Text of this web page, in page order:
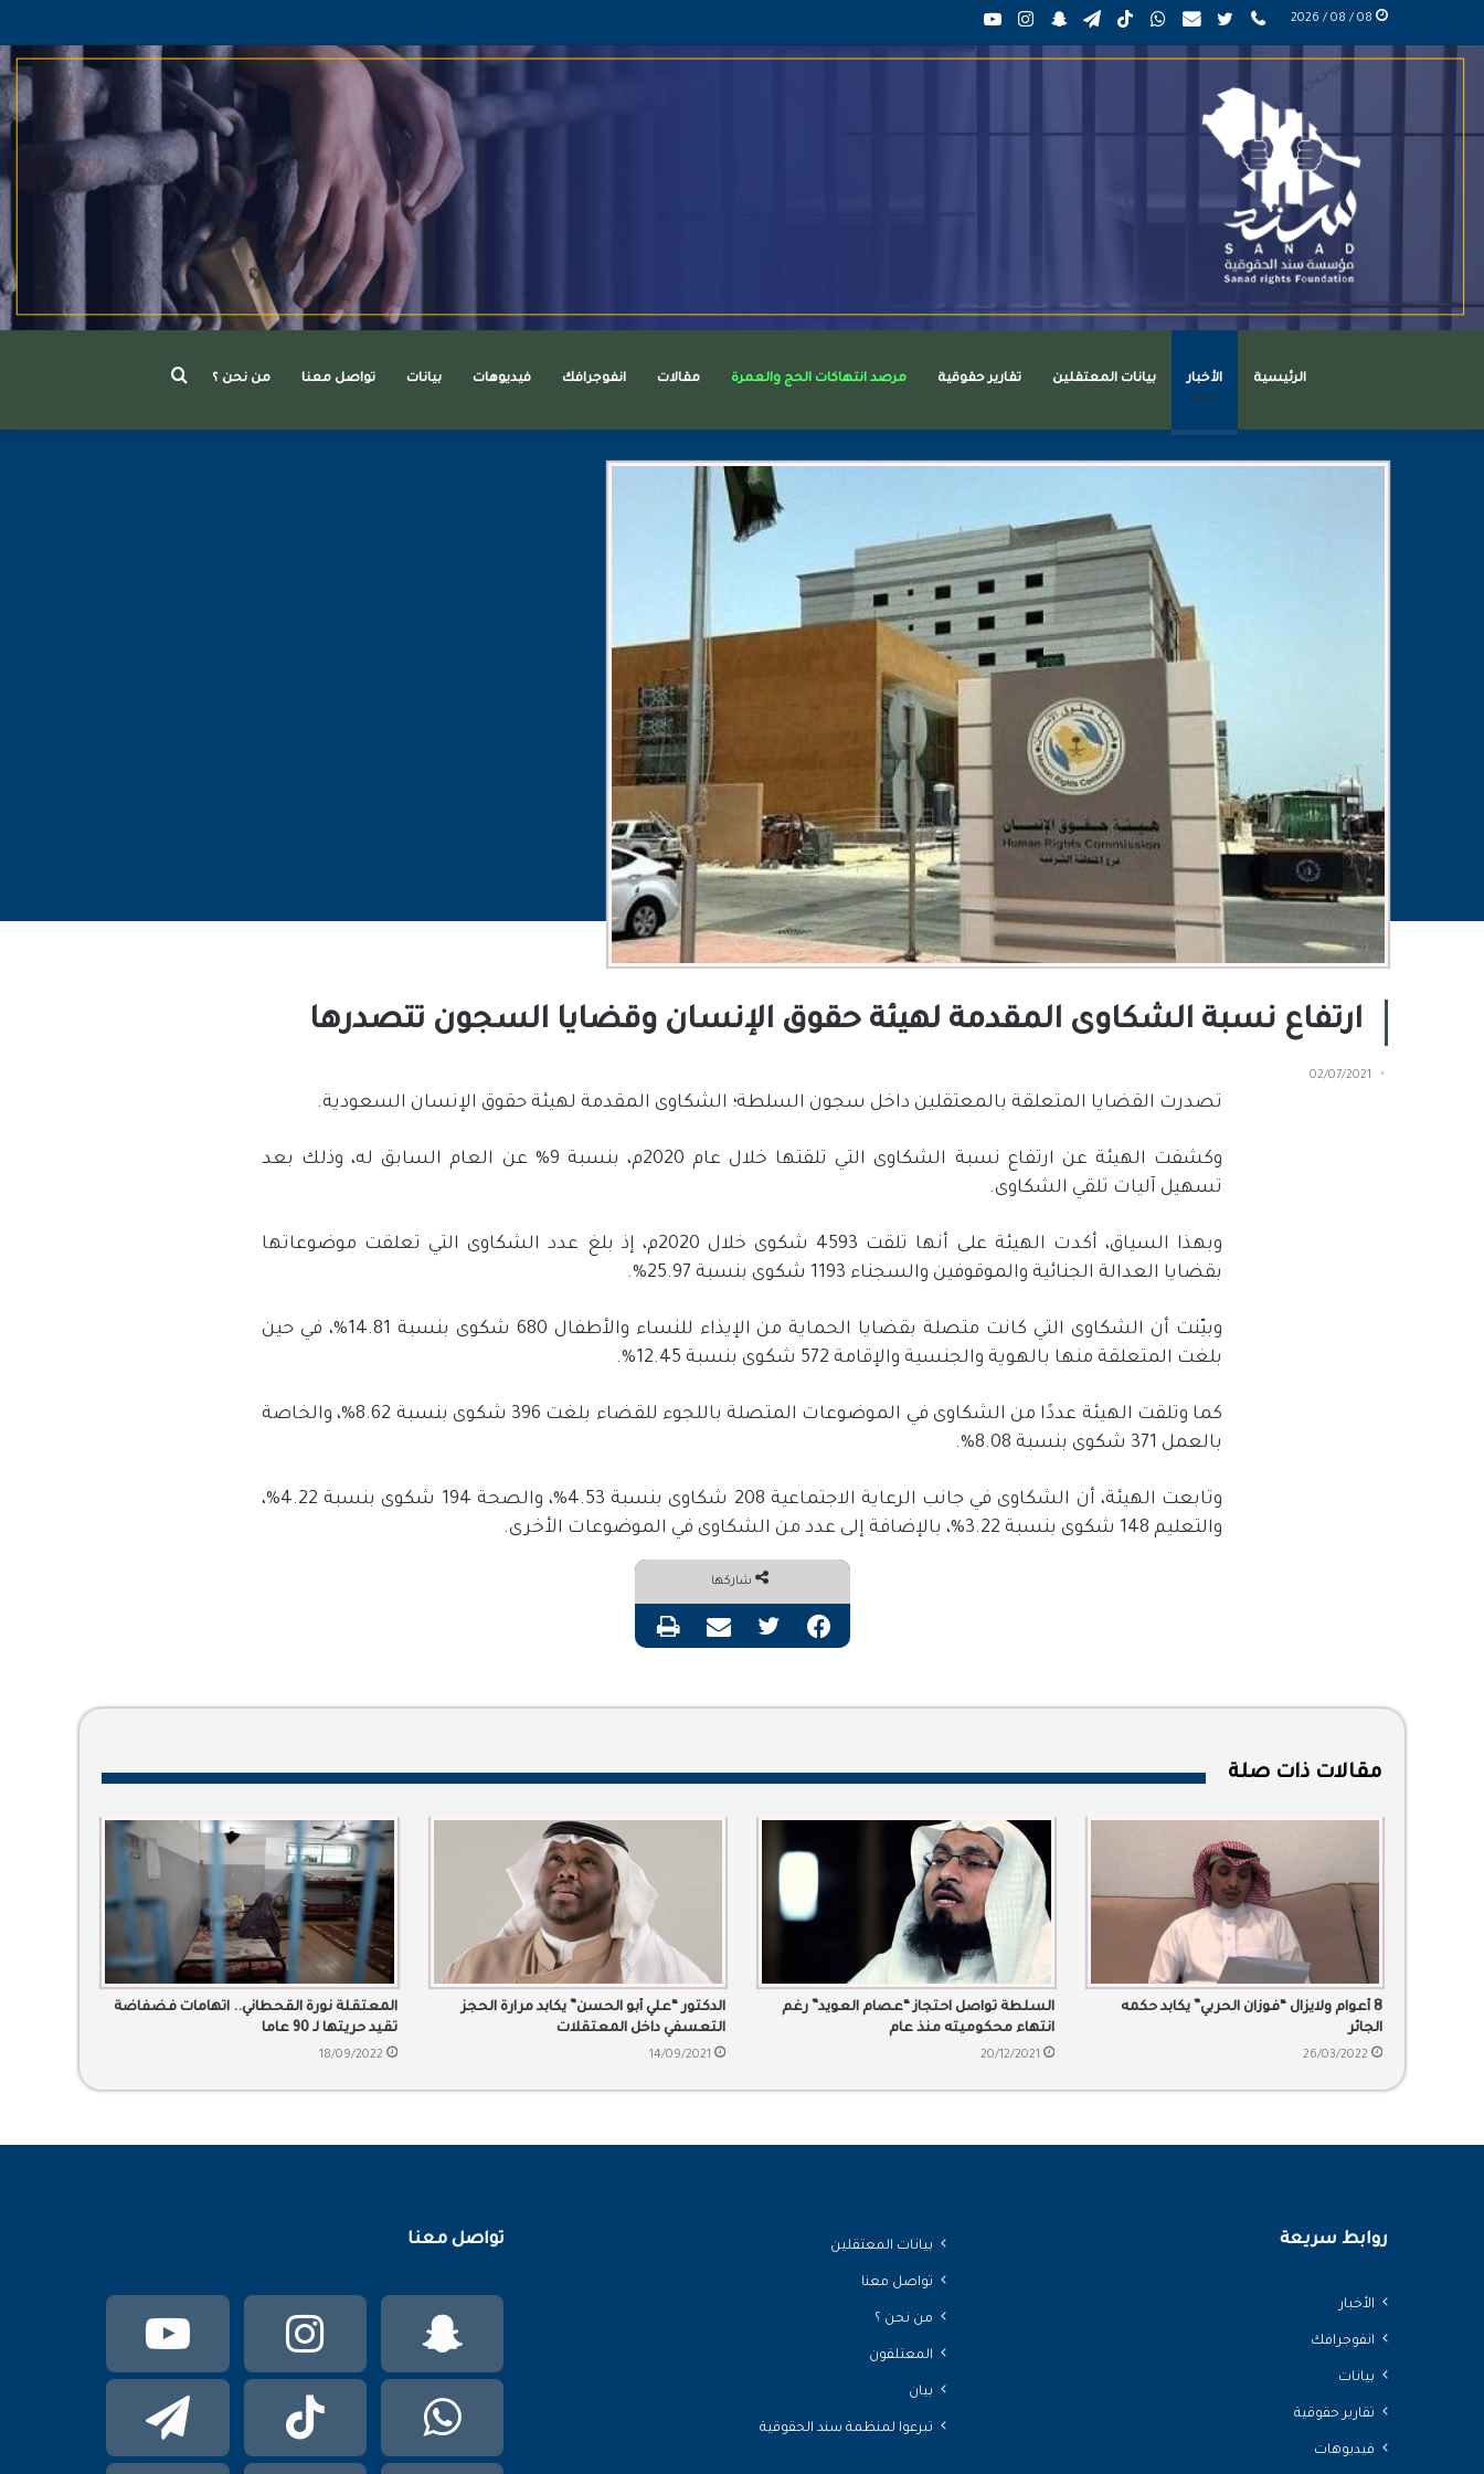
انستقرام سناب
تشات
تيلقرامTikTokواتساب mail تويتر
عربي
phone
الرئيسية الأخبار بيانات المعتقلين تقارير حقوقية مرصد انتهاكات الحج والعمرة مقالات انفوجرافك فيديوهات بيانات تواصل معنا من نحن ؟
ارتفاع نسبة الشكاوى المقدمة لهيئة حقوق الإنسان وقضايا السجون تتصدرها
02/07/2021
تصدرت القضايا المتعلقة بالمعتقلين داخل سجون السلطة؛ الشكاوى المقدمة لهيئة حقوق الإنسان السعودية.
وكشفت الهيئة عن ارتفاع نسبة الشكاوى التي تلقتها خلال عام 2020م، بنسبة 9% عن العام السابق له، وذلك بعد
تسهيل آليات تلقي الشكاوى.
وبهذا السياق، أكدت الهيئة على أنها تلقت 4593 شكوى خلال 2020م، إذ بلغ عدد الشكاوى التي تعلقت موضوعاتها
بقضايا العدالة الجنائية والموقوفين والسجناء 1193 شكوى بنسبة 25.97%.
وبيّنت أن الشكاوى التي كانت متصلة بقضايا الحماية من الإيذاء للنساء والأطفال 680 شكوى بنسبة 14.81%، في حين
بلغت المتعلقة منها بالهوية والجنسية والإقامة 572 شكوى بنسبة 12.45%.
كما وتلقت الهيئة عددًا من الشكاوى في الموضوعات المتصلة باللجوء للقضاء بلغت 396 شكوى بنسبة 8.62%، والخاصة
بالعمل 371 شكوى بنسبة 8.08%.
وتابعت الهيئة، أن الشكاوى في جانب الرعاية الاجتماعية 208 شكاوى بنسبة 4.53%، والصحة 194 شكوى بنسبة 4.22%،
والتعليم 148 شكوى بنسبة 3.22%، بالإضافة إلى عدد من الشكاوى في الموضوعات الأخرى.
شاركها
فيسبوك تويتر مشاركة عبر البريد طباعة
مقالات ذات صلة
8 أعوام ولايزال “فوزان الحربي” يكابد حكمه
الجائر
26/03/2022
السلطة تواصل احتجاز “عصام العويد” رغم
انتهاء محكوميته منذ عام
20/12/2021
الدكتور “علي أبو الحسن” يكابد مرارة الحجز
التعسفي داخل المعتقلات
14/09/2021
المعتقلة نورة القحطاني.. اتهامات فضفاضة
تقيد حريتها لـ 90 عاما
18/09/2022
روابط سريعة
الأخبار
انفوجرافك
بيانات
تقارير حقوقية
فيديوهات
بيانات المعتقلين
تواصل معنا
من نحن ؟
المعتلقون
بيان
تبرعوا لمنظمة سند الحقوقية
تواصل معنا
يوتيوبانستقرام سناب
تشات
تيلقرام TikTok واتساب